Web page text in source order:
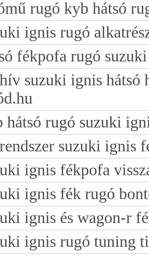
rugó kyb hátsó
ignis rugó
fékpofa rugó
suzuki ignis hátsó
hátsó rugó suzuki
suzuki ignis
ignis fékpofa
ignis fék rugó
ignis és wagon-r
ignis rugó tuning